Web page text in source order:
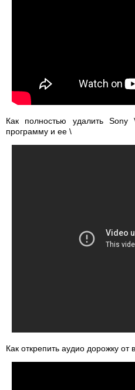
Как полностью удалить
программу и ее \
Как открепить аудио дорожку от